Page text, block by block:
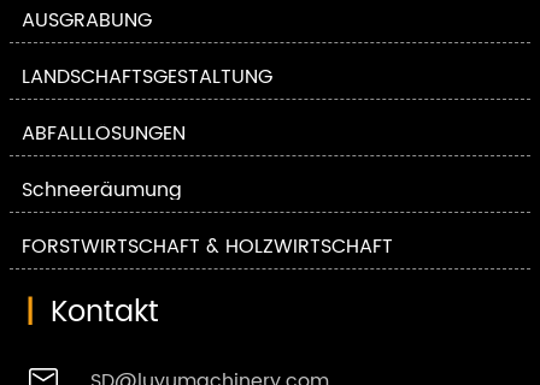
AUSGRABUNG
LANDSCHAFTSGESTALTUNG
ABFALLLÖSUNGEN
Schneeräumung
FORSTWIRTSCHAFT & HOLZWIRTSCHAFT
| Kontakt